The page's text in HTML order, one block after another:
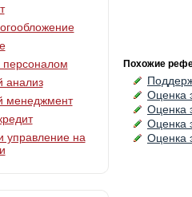
Похожие
Оценка
Оценка
Оценка
Оценка
персоналом
анализ
менеджмент
управление на